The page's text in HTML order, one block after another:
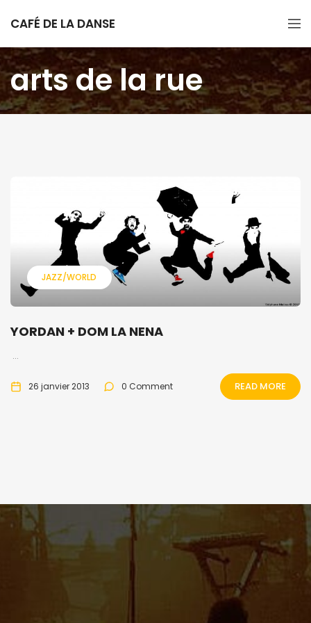
CAFÉ DE LA DANSE
arts de la rue
JAZZ/WORLD
YORDAN + DOM LA NENA
...
26 janvier 2013 0 Comment READ MORE